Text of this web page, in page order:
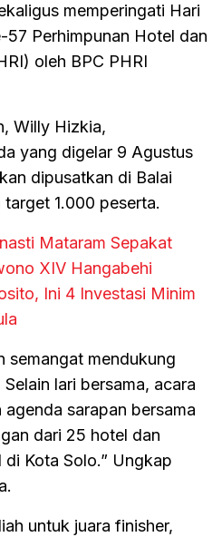
memperingati Hari
Perhimpunan Hotel dan
oleh BPC PHRI
Willy Hizkia,
yang digelar 9 Agustus
dipusatkan di Balai
1.000 peserta.
Mataram Sepakat
XIV Hangabehi
Ini 4 Investasi Minim
semangat mendukung
lari bersama, acara
sarapan bersama
dari 25 hotel dan
Kota Solo.” Ungkap
untuk juara finisher,